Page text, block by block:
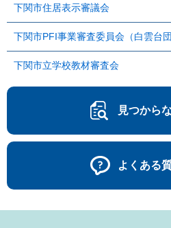
下関市住居表示審議会
下関市PFI事業審査委員会（白雲台
下関市立学校教材審査会
見つから
よくある